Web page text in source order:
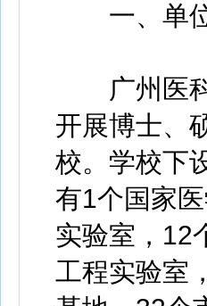
一、单
广州医科
开展博士、
校。学校下
有1个国家
实验室，12
工程实验室